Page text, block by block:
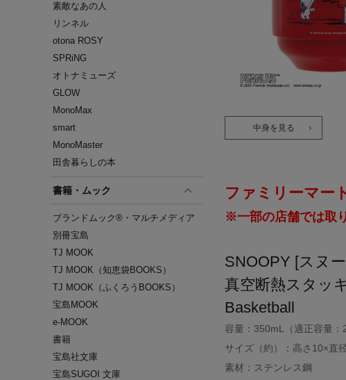
素敵なあの人
リンネル
otona ROSY
SPRiNG
オトナミューズ
GLOW
MonoMax
smart
MonoMaster
田舎暮らしの本
書籍・ムック
ブランドムック®・マルチメディア
別冊宝島
TJ MOOK
TJ MOOK（知恵袋BOOKS）
TJ MOOK（ふくろうBOOKS）
宝島MOOK
e-MOOK
書籍
宝島社文庫
宝島SUGOI 文庫
中身を見る
ファミリーマー
※一部の店舗では取
SNOOPY [スヌ
真空断熱スタッ
Basketball
容量：350mL（適正容量：
サイズ（約）：高さ10×直
素材：ステンレス鋼